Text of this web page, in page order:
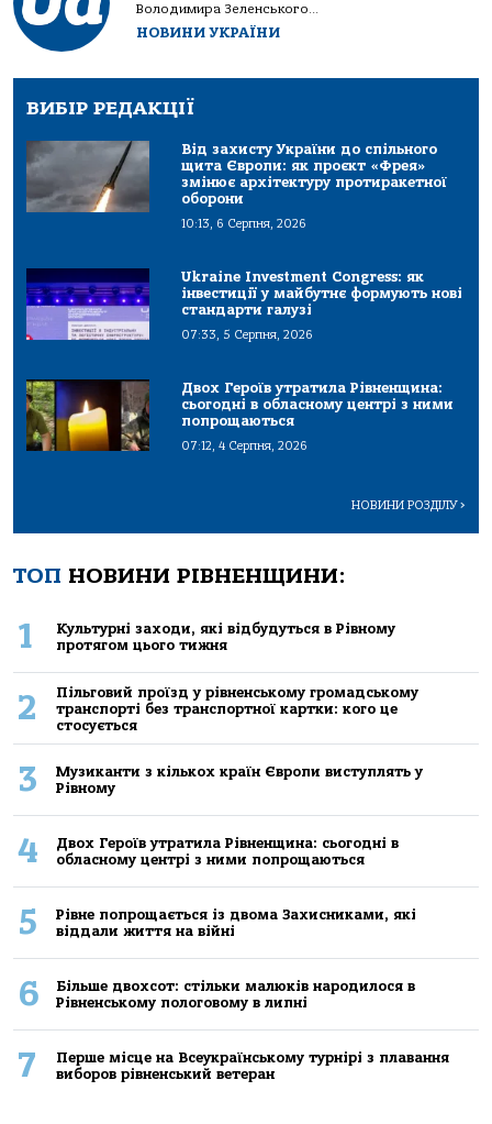
Володимира Зеленського...
НОВИНИ УКРАЇНИ
ВИБІР РЕДАКЦІЇ
Від захисту України до спільного
щита Європи: як проєкт «Фрея»
змінює архітектуру протиракетної
оборони
10:13, 6 Серпня, 2026
Ukraine Investment Congress: як
інвестиції у майбутнє формують нові
стандарти галузі
07:33, 5 Серпня, 2026
Двох Героїв утратила Рівненщина:
сьогодні в обласному центрі з ними
попрощаються
07:12, 4 Серпня, 2026
НОВИНИ РОЗДІЛУ>
ТОП НОВИНИ РІВНЕНЩИНИ:
1
Культурні заходи, які відбудуться в Рівному
протягом цього тижня
2
Пільговий проїзд у рівненському громадському
транспорті без транспортної картки: кого це
стосується
3
Музиканти з кількох країн Європи виступлять у
Рівному
4
Двох Героїв утратила Рівненщина: сьогодні в
обласному центрі з ними попрощаються
5
Рівне попрощається із двома Захисниками, які
віддали життя на війні
6
Більше двохсот: стільки малюків народилося в
Рівненському пологовому в липні
7
Перше місце на Всеукраїнському турнірі з плавання
виборов рівненський ветеран